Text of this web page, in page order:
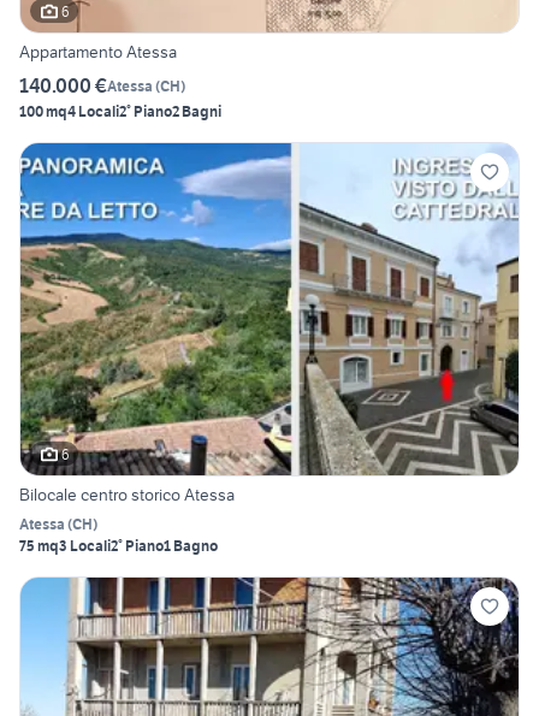
6
Appartamento Atessa
140.000 €Atessa (CH)
100 mq4 Locali2° Piano2 Bagni
6
Bilocale centro storico Atessa
Atessa (CH)
75 mq3 Locali2° Piano1 Bagno